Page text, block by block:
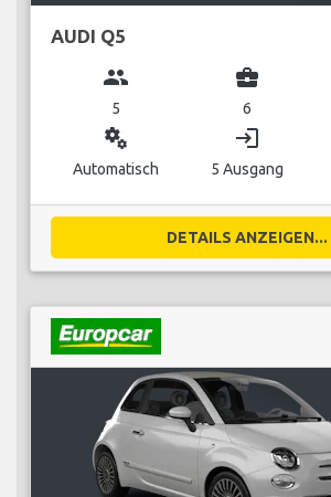
AUDI Q5
group
5
business_center
6
miscellaneous_services
Automatisch
login
5 Ausgang
DETAILS ANZEIGEN...